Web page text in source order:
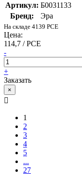
Артикул: Б0031133
Бренд:
Эра
На складе 4139 PCE
Цена:
114,7 / PCE
-
+
Заказать
×
1
2
3
4
5
...
27